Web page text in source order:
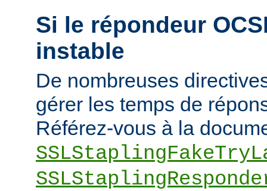
Si le répondeur
instable
De nombreuses
gérer les temps de
Référez-vous à la